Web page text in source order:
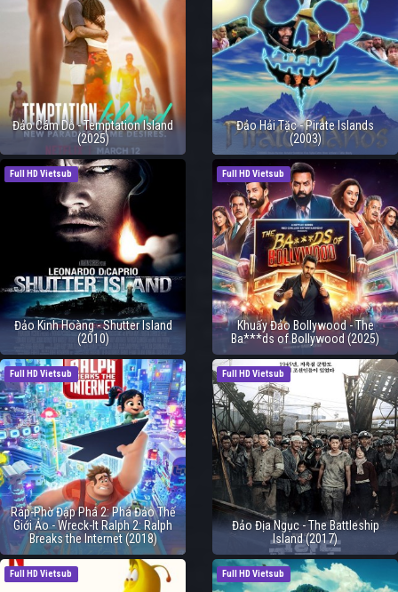
Đảo Cám Dỗ - Temptation Island
(2025)
Đảo Hải Tặc - Pirate Islands
(2003)
Full HD Vietsub
Đảo Kinh Hoàng - Shutter Island
(2010)
Full HD Vietsub
Khuấy Đảo Bollywood - The
Ba***ds of Bollywood (2025)
Full HD Vietsub
Ráp-Phờ Đập Phá 2: Phá Đảo Thế
Giới Ảo - Wreck-It Ralph 2: Ralph
Breaks the Internet (2018)
Full HD Vietsub
Đảo Địa Ngục - The Battleship
Island (2017)
Full HD Vietsub Full HD Vietsub